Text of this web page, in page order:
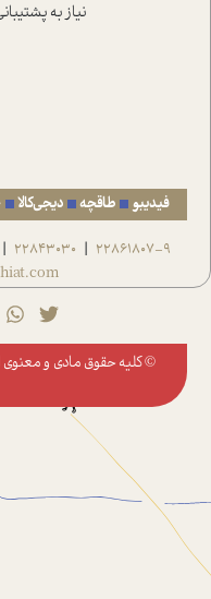
نیاز به
فیدیبو طاقچه دیجی‌کالا
22861807-9
|
22843030
|
© کلیه حقوق مادی و